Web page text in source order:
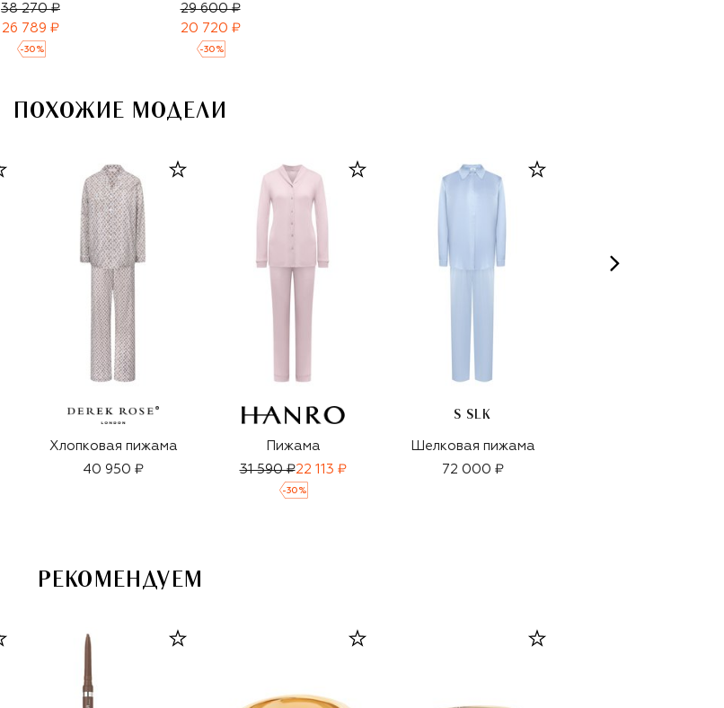
38 270 ₽
26 789 ₽
-30 %
29 600 ₽
20 720 ₽
-30 %
ПОХОЖИЕ МОДЕЛИ
Хлопковая пижама
40 950 ₽
Пижама
31 590 ₽22 113 ₽
-30 %
S SLK
Шелковая пижама
72 000 ₽
РЕКОМЕНДУЕМ